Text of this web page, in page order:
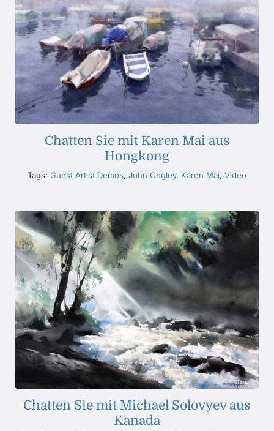
Chatten Sie mit Karen Mai aus
Hongkong
Tags: Guest Artist Demos, John Cogley, Karen Mai, Video
Chatten Sie mit Michael Solovyev aus
Kanada